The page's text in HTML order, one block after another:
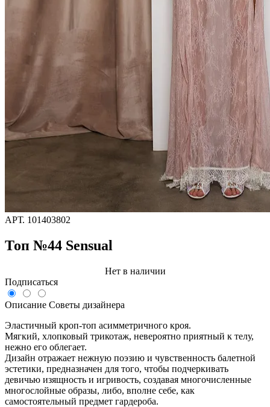
АРТ. 101403802
Топ №44 Sensual
Нет в наличии
Подписаться
Описание Советы дизайнера
Эластичный кроп-топ асимметричного кроя.
Мягкий, хлопковый трикотаж, невероятно приятный к телу,
нежно его облегает.
Дизайн отражает нежную поэзию и чувственность балетной
эстетики, предназначен для того, чтобы подчеркивать
девичью изящность и игривость, создавая многочисленные
многослойные образы, либо, вполне себе, как
самостоятельный предмет гардероба.